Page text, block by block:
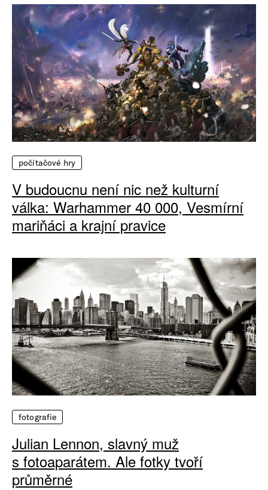
počítačové hry
V budoucnu není nic než kulturní
válka: Warhammer 40 000, Vesmírní
mariňáci a krajní pravice
fotografie
Julian Lennon, slavný muž
s fotoaparátem. Ale fotky tvoří
průměrné